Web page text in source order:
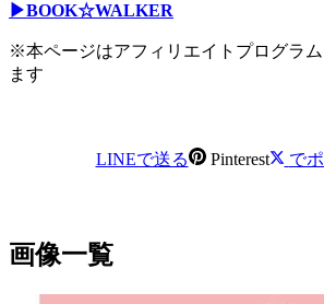
▶BOOK☆WALKER
※本ページはアフィリエイトプログラ
ます
LINEで送る Pinterest で
画像一覧